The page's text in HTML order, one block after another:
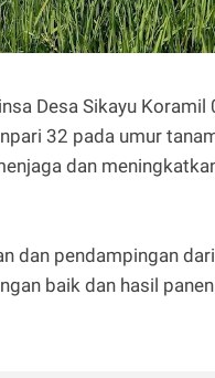
Desa Sikayu Koramil
32 pada umur
dan
dan pendampingan
baik dan hasil